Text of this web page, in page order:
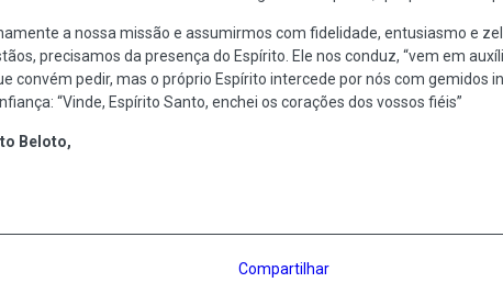
a nossa missão e assumirmos com fidelidade, entusiasmo e
precisamos da presença do Espírito. Ele nos conduz, “vem em
convém pedir, mas o próprio Espírito intercede por nós com gemidos
“Vinde, Espírito Santo, enchei os corações dos vossos fiéis”
Beloto,
Compartilhar